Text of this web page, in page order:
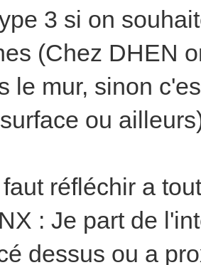
3 si on
(Chez DHEN
le mur, sinon
ou
réfléchir a
: Je part de
dessus ou a